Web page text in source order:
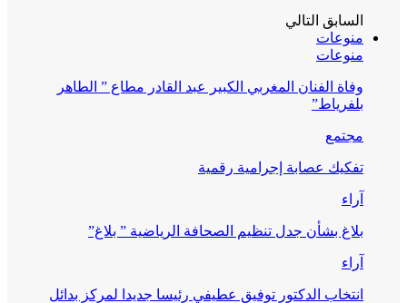
السابق التالي
منوعات
منوعات
وفاة الفنان المغربي الكبير عبد القادر مطاع ” الطاهر
بلفرياط”
مجتمع
تفكيك عصابة إجرامية رقمية
آراء
بلاغ بشأن جدل تنظيم الصحافة الرياضية ” بلاغ”
آراء
انتخاب الدكتور توفيق عطيفي رئيسا جديدا لمركز بدائل